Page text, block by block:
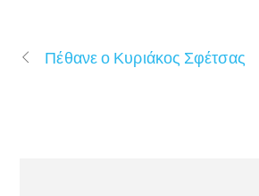
Πέθανε ο Κυριάκος Σφέτσας